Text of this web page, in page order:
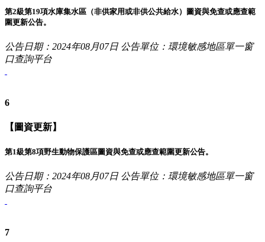
第2級第19項水庫集水區（非供家用或非供公共給水）圖資與免查或應查範
圍更新公告。
公告日期：2024年08月07日 公告單位：環境敏感地區單一窗
口查詢平台
6
【圖資更新】
第1級第8項野生動物保護區圖資與免查或應查範圍更新公告。
公告日期：2024年08月07日 公告單位：環境敏感地區單一窗
口查詢平台
7